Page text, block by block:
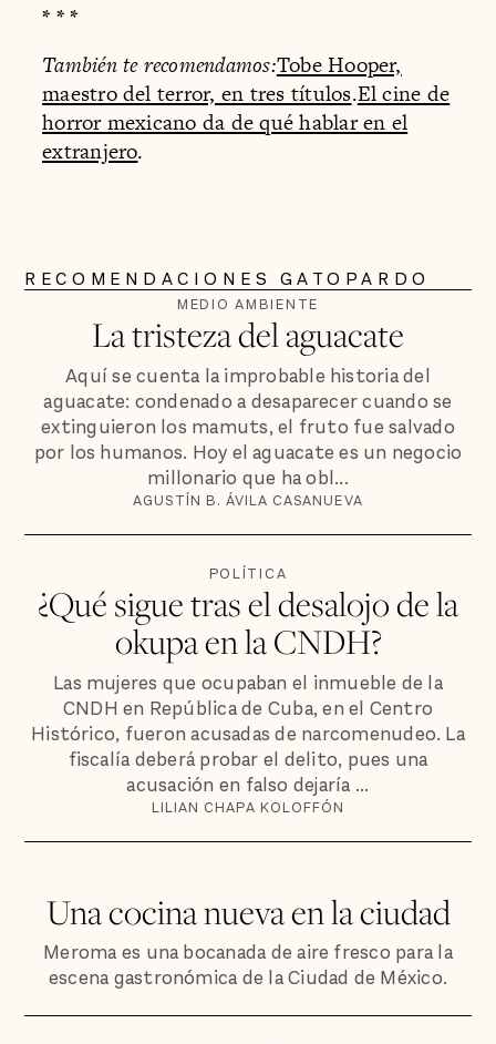
* * *
También te recomendamos:Tobe Hooper,
maestro del terror, en tres títulos.El cine de
horror mexicano da de qué hablar en el
extranjero.
RECOMENDACIONES GATOPARDO
MEDIO AMBIENTE
La tristeza del aguacate
Aquí se cuenta la improbable historia del
aguacate: condenado a desaparecer cuando se
extinguieron los mamuts, el fruto fue salvado
por los humanos. Hoy el aguacate es un negocio
millonario que ha obl...
AGUSTÍN B. ÁVILA CASANUEVA
POLÍTICA
¿Qué sigue tras el desalojo de la
okupa en la CNDH?
Las mujeres que ocupaban el inmueble de la
CNDH en República de Cuba, en el Centro
Histórico, fueron acusadas de narcomenudeo. La
fiscalía deberá probar el delito, pues una
acusación en falso dejaría ...
LILIAN CHAPA KOLOFFÓN
Una cocina nueva en la ciudad
Meroma es una bocanada de aire fresco para la
escena gastronómica de la Ciudad de México.